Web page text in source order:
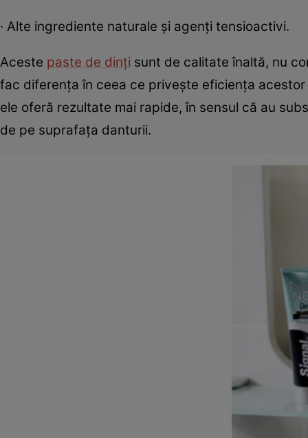
· Alte ingrediente naturale și agenți tensioactivi.
Aceste paste de dinți sunt de calitate înaltă, nu
fac diferența în ceea ce privește eficiența
ele oferă rezultate mai rapide, în sensul că au
de pe suprafața danturii.